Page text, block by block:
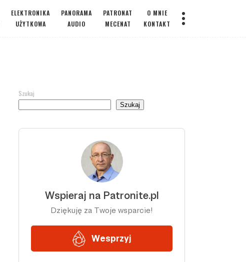
ELEKTRONIKA
UŻYTKOWA
PANORAMA
AUDIO
PATRONAT
MECENAT
O MNIE
KONTAKT
Szukaj
Szukaj